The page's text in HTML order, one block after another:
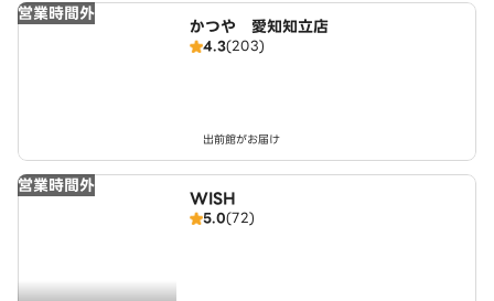
営業時間外
かつや 愛知知立店
4.3(203)
出前館がお届け
営業時間外
WISH
5.0(72)